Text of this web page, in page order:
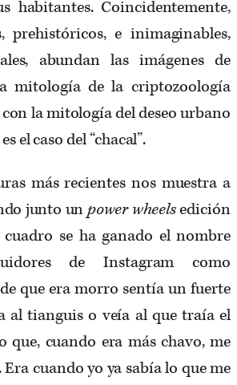
habitantes. Coincidentemente,
prehistóricos, e inimaginables,
abundan las imágenes de
mitología de la criptozoología
la mitología del deseo urbano
el caso del “chacal”.
más recientes nos muestra a
junto unpower wheelsedición
cuadro se ha ganado el nombre
de Instagram como
que era morro sentía un fuerte
al tianguis o veía al que traía el
que, cuando era más chavo, me
cuando yo ya sabía lo que me